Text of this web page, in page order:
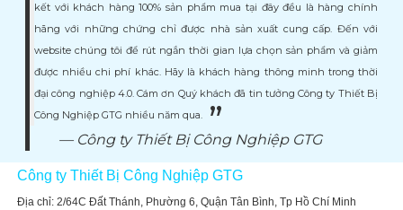
kết với khách hàng 100% sản phẩm mua tại đây đều là hàng chính
hãng với những chứng chỉ được nhà sản xuất cung cấp. Đến với
website chúng tôi để rút ngắn thời gian lựa chọn sản phẩm và giảm
được nhiều chi phí khác. Hãy là khách hàng thông minh trong thời
đại công nghiệp 4.0. Cám ơn Quý khách đã tin tưởng Công ty Thiết Bị
Công Nghiệp GTG nhiều năm qua.
Công ty Thiết Bị Công Nghiệp GTG
Công ty Thiết Bị Công Nghiệp GTG
Địa chỉ: 2/64C Đất Thánh, Phường 6, Quận Tân Bình, Tp Hồ Chí Minh